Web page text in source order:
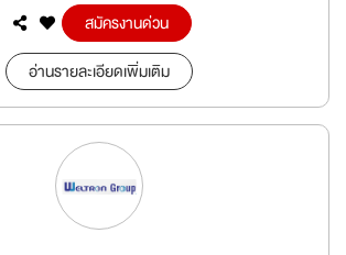
สมัครงานด่วน
อ่านรายละเอียดเพิ่มเติม